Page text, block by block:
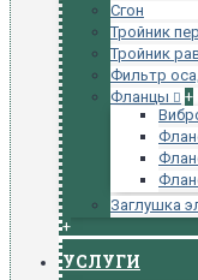
Сгон
Тройник
Тройник
Фильтр
Фланцы
+
Заглушка
+
УСЛУГИ